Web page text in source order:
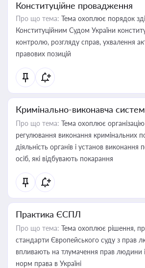
Конституційне провадження
Про що тема: Тема охоплює порядок
Конституційним Судом України
контролю, розгляду справ, ухвалення
правових позицій
Кримінально-виконавча
Про що тема: Тема охоплює
регулювання виконання кримінальних
діяльність органів і установ виконання
осіб, які відбувають покарання
Практика ЄСПЛ
Про що тема: Тема охоплює рішення,
стандарти Європейського суду з прав
впливають на тлумачення прав людини
норм права в Україні